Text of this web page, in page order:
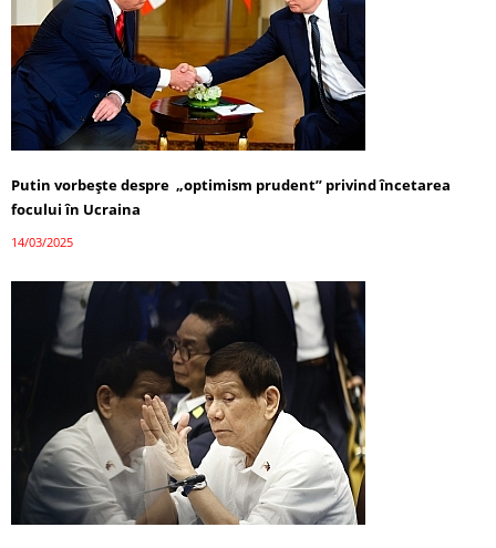
Putin vorbește despre „optimism prudent” privind încetarea
focului în Ucraina
14/03/2025